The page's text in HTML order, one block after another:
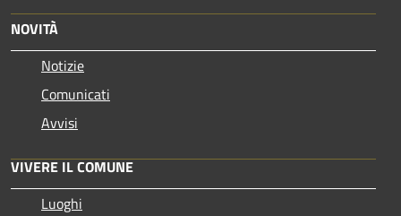
NOVITÀ
Notizie
Comunicati
Avvisi
VIVERE IL COMUNE
Luoghi